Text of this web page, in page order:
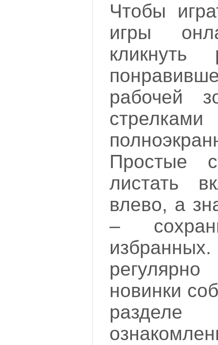
Чтобы
игры
рабочей
Простые
листать
влево, а
–
новинки